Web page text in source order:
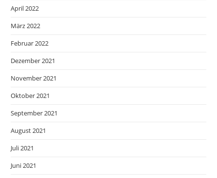
April 2022
März 2022
Februar 2022
Dezember 2021
November 2021
Oktober 2021
September 2021
August 2021
Juli 2021
Juni 2021